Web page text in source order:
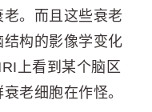
。而且这些衰老
构的影像学变化
上看到某个脑区
老细胞在作怪。